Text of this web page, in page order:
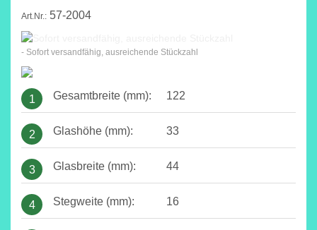
Art.Nr.: 57-2004
- Sofort versandfähig, ausreichende Stückzahl
1 Gesamtbreite (mm): 122
2 Glashöhe (mm): 33
3 Glasbreite (mm): 44
4 Stegweite (mm): 16